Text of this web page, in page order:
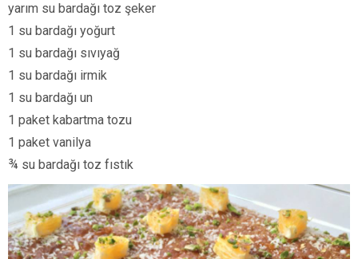
yarım su bardağı toz şeker
1 su bardağı yoğurt
1 su bardağı sıvıyağ
1 su bardağı irmik
1 su bardağı un
1 paket kabartma tozu
1 paket vanilya
¾ su bardağı toz fıstık